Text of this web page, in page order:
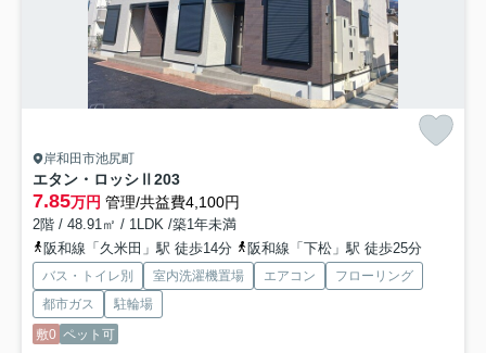
岸和田市池尻町
エタン・ロッシⅡ203
7.85万円 管理/共益費4,100円
2階 / 48.91㎡ / 1LDK /築1年未満
阪和線「久米田」駅 徒歩14分
阪和線「下松」駅 徒歩25分
バス・トイレ別 室内洗濯機置場 エアコン
フローリング
都市ガス
駐輪場
敷0 ペット可